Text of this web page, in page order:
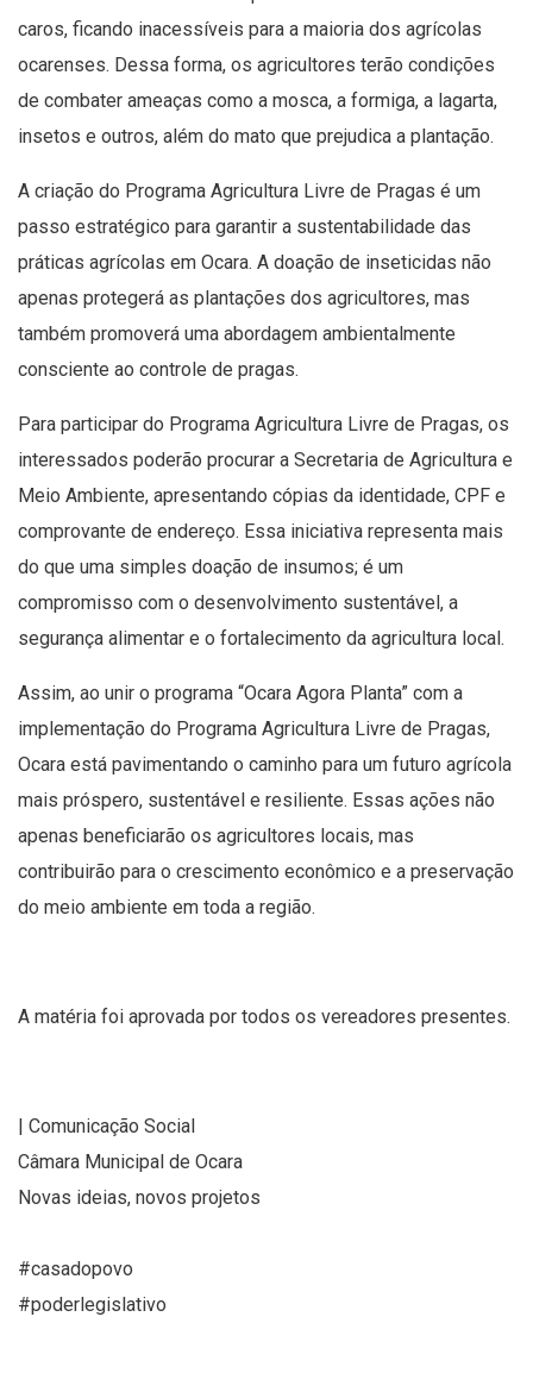
caros, ficando inacessíveis para a maioria dos agrícolas
ocarenses. Dessa forma, os agricultores terão condições
de combater ameaças como a mosca, a formiga, a lagarta,
insetos e outros, além do mato que prejudica a plantação.
A criação do Programa Agricultura Livre de Pragas é um
passo estratégico para garantir a sustentabilidade das
práticas agrícolas em Ocara. A doação de inseticidas não
apenas protegerá as plantações dos agricultores, mas
também promoverá uma abordagem ambientalmente
consciente ao controle de pragas.
Para participar do Programa Agricultura Livre de Pragas, os
interessados poderão procurar a Secretaria de Agricultura e
Meio Ambiente, apresentando cópias da identidade, CPF e
comprovante de endereço. Essa iniciativa representa mais
do que uma simples doação de insumos; é um
compromisso com o desenvolvimento sustentável, a
segurança alimentar e o fortalecimento da agricultura local.
Assim, ao unir o programa “Ocara Agora Planta” com a
implementação do Programa Agricultura Livre de Pragas,
Ocara está pavimentando o caminho para um futuro agrícola
mais próspero, sustentável e resiliente. Essas ações não
apenas beneficiarão os agricultores locais, mas
contribuirão para o crescimento econômico e a preservação
do meio ambiente em toda a região.
A matéria foi aprovada por todos os vereadores presentes.
| Comunicação Social
Câmara Municipal de Ocara
Novas ideias, novos projetos
#casadopovo
#poderlegislativo